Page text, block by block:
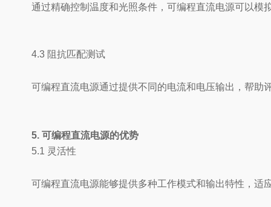
通过精确控制温度和光照条件，可编程直流电源可以模
4.3 阻抗匹配测试
可编程直流电源通过提供不同的电流和电压输出，帮助
5. 可编程直流电源的优势
5.1 灵活性
可编程直流电源能够提供多种工作模式和输出特性，适